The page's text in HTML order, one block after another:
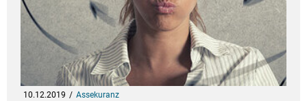
10.12.2019 Assekuranz